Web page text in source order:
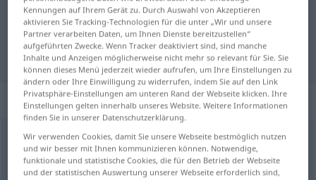
"unabwendbar" Englisch
Übersetzung
„unabwendbar“: Adjektiv
unabwendbar [ˌʊnˌʔapˈvɛntbaːr; ˈʊn-]adj
Übersicht aller Übersetzungen
Kennungen auf Ihrem Gerät zu. Durch Auswahl von Akzeptieren
aktivieren Sie Tracking-Technologien für die unter „Wir und unsere
Partner verarbeiten Daten, um Ihnen Dienste bereitzustellen“
aufgeführten Zwecke. Wenn Tracker deaktiviert sind, sind manche
Inhalte und Anzeigen möglicherweise nicht mehr so relevant für Sie. Sie
können dieses Menü jederzeit wieder aufrufen, um Ihre Einstellungen zu
ändern oder Ihre Einwilligung zu widerrufen, indem Sie auf den Link
Privatsphäre-Einstellungen am unteren Rand der Webseite klicken. Ihre
Einstellungen gelten innerhalb unseres Website. Weitere Informationen
finden Sie in unserer Datenschutzerklärung.
Wir verwenden Cookies, damit Sie unsere Webseite bestmöglich nutzen
und wir besser mit Ihnen kommunizieren können. Notwendige,
funktionale und statistische Cookies, die für den Betrieb der Webseite
und der statistischen Auswertung unserer Webseite erforderlich sind,